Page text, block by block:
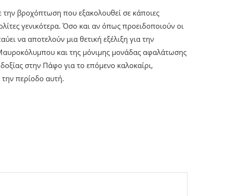
βροχόπτωση που εξακολουθεί σε κάποιες
γενικότερα. Όσο και αν όπως προειδοποιούν οι
να αποτελούν μια θετική εξέλιξη για την
και της μόνιμης μονάδας αφαλάτωσης
στην Πάφο για το επόμενο καλοκαίρι,
την περίοδο αυτή.